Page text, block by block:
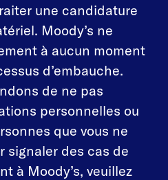
une candidature
Moody’s ne
à aucun moment
d’embauche.
de ne pas
personnelles ou
que vous ne
signaler des cas de
à Moody’s, veuillez